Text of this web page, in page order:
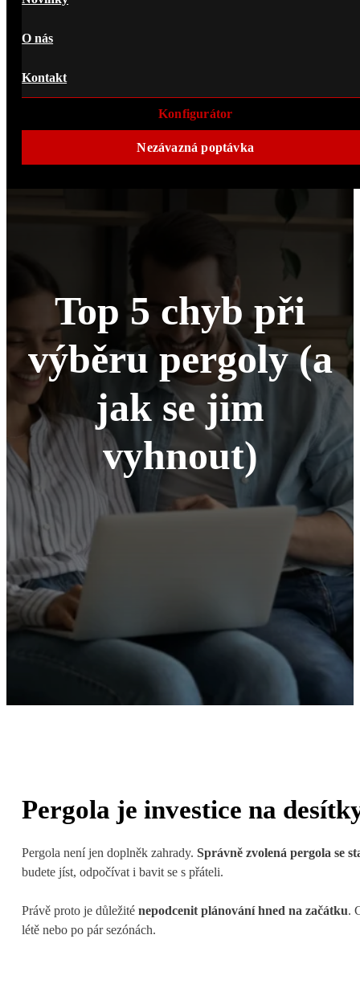
O nás
Kontakt
Konfigurátor
Nezávazná poptávka
Top 5 chyb při
výběru pergoly (a
jak se jim
vyhnout)
Pergola je investice na
Pergola není jen doplněk zahrady.Správně zvolená pergola se
budete jíst, odpočívat i bavit se s přáteli.
Právě proto je důležiténepodcenit plánování hned na začátku.
létě nebo po pár sezónách.